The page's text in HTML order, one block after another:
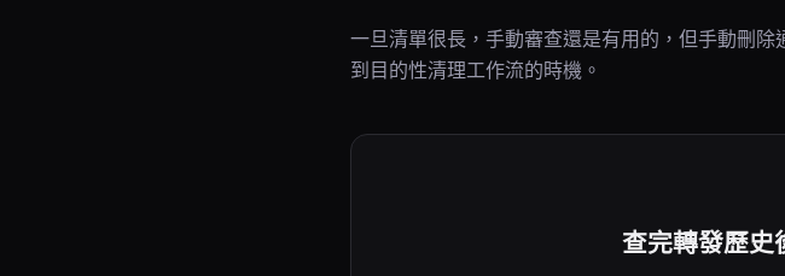
一旦清單很長，手動審查還是有用的，但手動刪
到目的性清理工作流的時機。
查完轉發歷史